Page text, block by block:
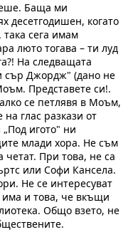
Баща ми
десетгодишен, когато
сега имам
люто тогава – ти луд
На следващата
сър Джордж" (дано не
Представете си!.
се петлявя в Моъм,
глас разкази от
игото" ни
млади хора. Не съм
четат. При това, не са
или Софи Кансела.
Не се интересуват
и това, че вкъщи
Общо взето, не